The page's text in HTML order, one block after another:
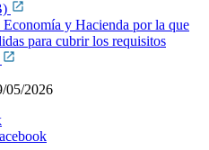
y Hacienda por la que
para cubrir los requisitos
05/2026